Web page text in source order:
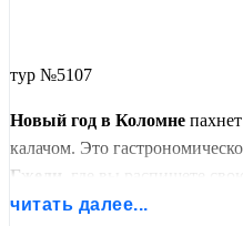
тур №5107
Новый год в Коломне
калачом. Это
Гжели
, где вы распишете
заглянете в тайны сине-
читать далее...